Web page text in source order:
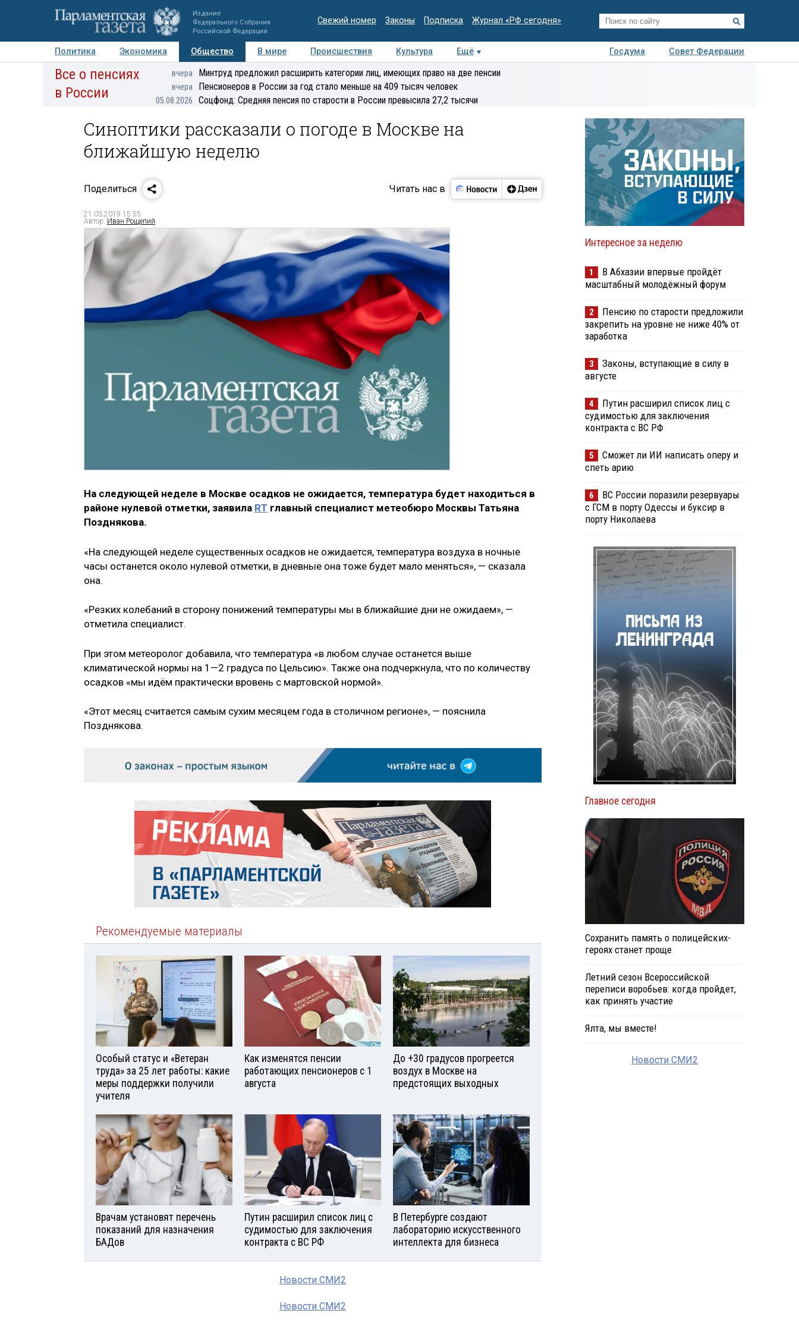
Издание
Федерального Собрания
Российской Федерации
Свежий номер Законы Подписка Журнал «РФ сегодня»
Политика Экономика Общество В мире Происшествия Культура Ещё Госдума
Совет Федерации
Авторы Персоны Мнения Регионы Медиацентр Интервью Колумнисты
Деловая
Все о пенсиях
в России
вчера Минтруд предложил расширить категории лиц, имеющих право на две пенсии
вчера Пенсионеров в России за год стало меньше на 409 тысяч человек
05.08.2026 Соцфонд: Средняя пенсия по старости в России превысила 27,2 тысячи
Синоптики рассказали о погоде в Москве на
ближайшую неделю
Поделиться Читать нас в
21.03.2019 15:55
Автор: Иван Рощепий
На следующей неделе в Москве осадков не ожидается, температура будет находиться в
районе нулевой отметки, заявила RT главный специалист метеобюро Москвы Татьяна
Позднякова.
«На следующей неделе существенных осадков не ожидается, температура воздуха в ночные
часы останется около нулевой отметки, в дневные она тоже будет мало меняться», — сказала
она.
«Резких колебаний в сторону понижений температуры мы в ближайшие дни не ожидаем», —
отметила специалист.
При этом метеоролог добавила, что температура «в любом случае останется выше
климатической нормы на 1—2 градуса по Цельсию». Также она подчеркнула, что по количеству
осадков «мы идём практически вровень с мартовской нормой».
«Этот месяц считается самым сухим месяцем года в столичном регионе», — пояснила
Позднякова.
Рекомендуемые материалы
Особый статус и «Ветеран
труда» за 25 лет работы: какие
меры поддержки получили
учителя
Как изменятся пенсии
работающих пенсионеров с 1
августа
До +30 градусов прогреется
воздух в Москве на
предстоящих выходных
Врачам установят перечень
показаний для назначения
БАДов
Путин расширил список лиц с
судимостью для заключения
контракта с ВС РФ
В Петербурге создают
лабораторию искусственного
интеллекта для бизнеса
Новости СМИ2
Новости СМИ2
Интересное за неделю
1
В Абхазии впервые пройдёт
масштабный молодёжный форум
2
Пенсию по старости предложили
закрепить на уровне не ниже 40% от
заработка
3
Законы, вступающие в силу в
августе
4
Путин расширил список лиц с
судимостью для заключения
контракта с ВС РФ
5
Сможет ли ИИ написать оперу и
спеть арию
6
ВС России поразили резервуары
с ГСМ в порту Одессы и буксир в
порту Николаева
Главное сегодня
Сохранить память о полицейских-
героях станет проще
Летний сезон Всероссийской
переписи воробьев: когда пройдет,
как принять участие
Ялта, мы вместе!
Новости СМИ2